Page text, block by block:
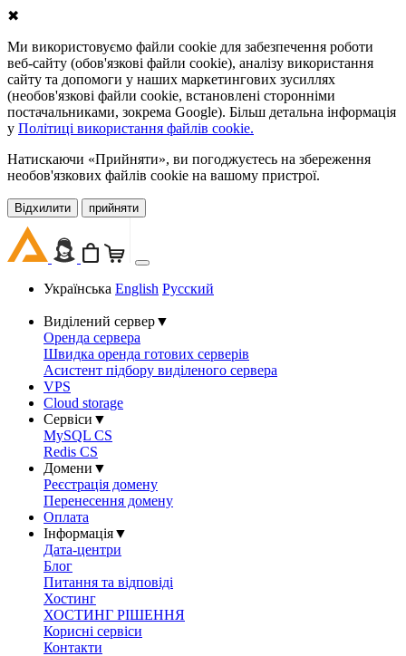
✖
Ми використовуємо файли cookie для забезпечення роботи
веб-сайту (обов'язкові файли cookie), аналізу використання
сайту та допомоги у наших маркетингових зусиллях
(необов'язкові файли cookie, встановлені сторонніми
постачальниками, зокрема Google). Більш детальна інформація
у Політиці використання файлів cookie.
Натискаючи «Прийняти», ви погоджуєтесь на збереження
необов'язкових файлів cookie на вашому пристрої.
Відхилити прийняти
Українська English Русский
Виділений сервер▼
Оренда сервера
Швидка оренда готових серверів
Асистент підбору виділеного сервера
VPS
Cloud storage
Сервіси ▼
MySQL CS
Redis CS
Домени ▼
Реєстрація домену
Перенесення домену
Оплата
Інформація▼
Дата-центри
Блог
Питання та відповіді
Хостинг
ХОСТИНГ РІШЕННЯ
Корисні сервіси
Контакти